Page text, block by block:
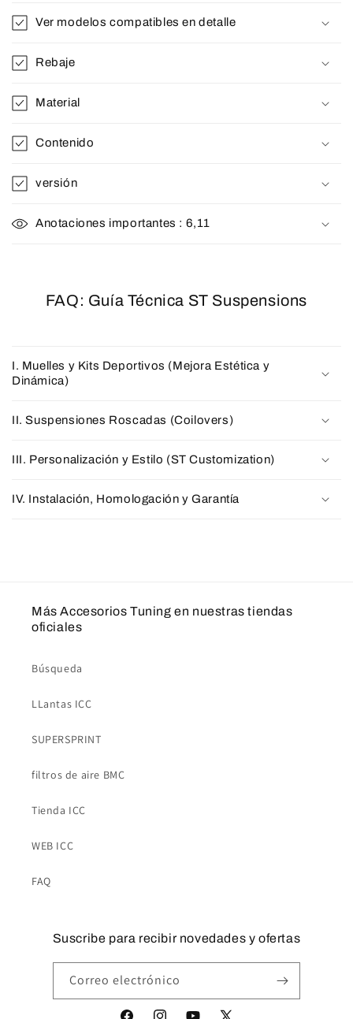
Ver modelos compatibles en detalle
Rebaje
Material
Contenido
versión
Anotaciones importantes : 6,11
FAQ: Guía Técnica ST Suspensions
I. Muelles y Kits Deportivos (Mejora Estética y
Dinámica)
II. Suspensiones Roscadas (Coilovers)
III. Personalización y Estilo (ST Customization)
IV. Instalación, Homologación y Garantía
Más Accesorios Tuning en nuestras tiendas
oficiales
Búsqueda
LLantas ICC
SUPERSPRINT
filtros de aire BMC
Tienda ICC
WEB ICC
FAQ
Suscribe para recibir novedades y ofertas
Correo electrónico